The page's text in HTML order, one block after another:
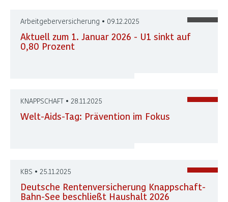
Arbeitgeberversicherung • 09.12.2025
Aktuell zum 1. Januar 2026 - U1 sinkt auf
0,80 Prozent
KNAPPSCHAFT • 28.11.2025
Welt-Aids-Tag: Prävention im Fokus
KBS • 25.11.2025
Deutsche Rentenversicherung Knappschaft-
Bahn-See beschließt Haushalt 2026